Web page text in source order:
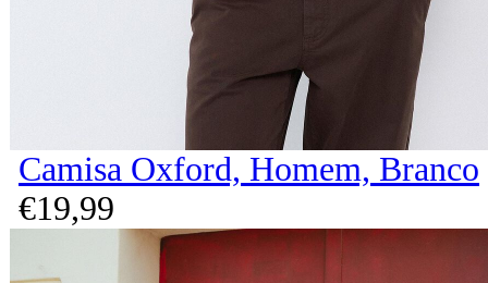
Camisa Oxford, Homem, Branco
€19,99